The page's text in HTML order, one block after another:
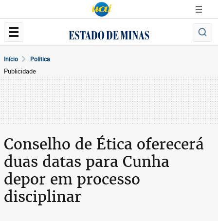
Início Politica
Publicidade
Conselho de Ética oferecerá
duas datas para Cunha
depor em processo
disciplinar